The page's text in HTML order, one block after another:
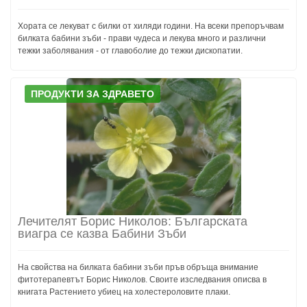
Хората се лекуват с билки от хиляди години. На всеки препоръчвам
билката бабини зъби - прави чудеса и лекува много и различни
тежки заболявания - от главоболие до тежки дископатии.
ПРОДУКТИ ЗА ЗДРАВЕТО
Лечителят Борис Николов: Българската
виагра се казва Бабини Зъби
На свойства на билката бабини зъби пръв обръща внимание
фитотерапевтът Борис Николов. Своите изследвания описва в
книгата Растението убиец на холестероловите плаки.